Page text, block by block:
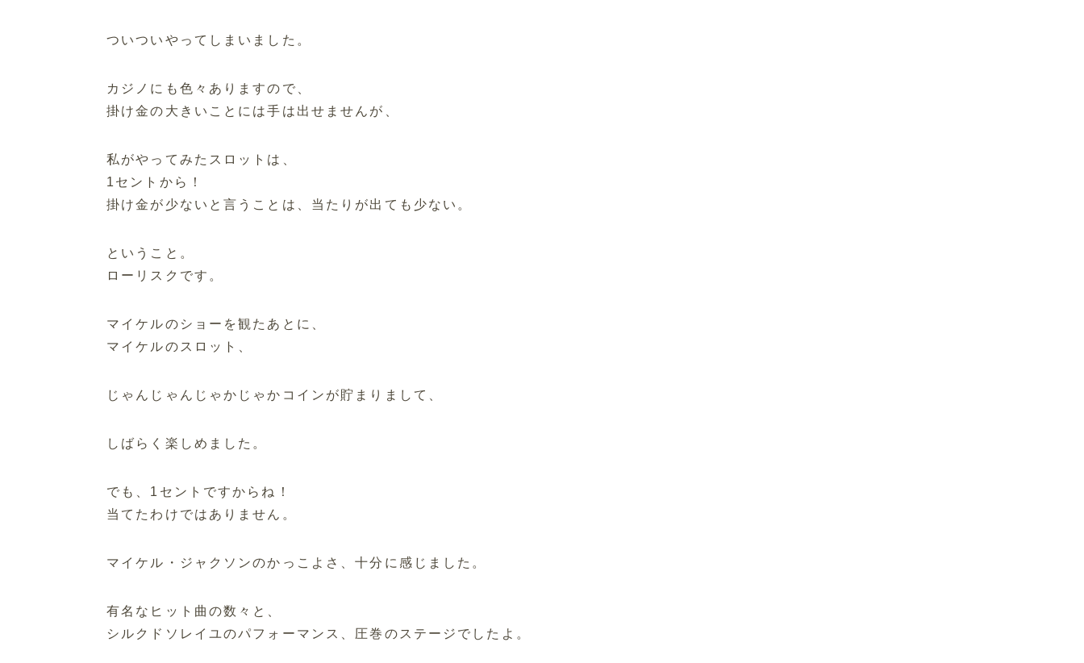
ついついやってしまいました。
カジノにも色々ありますので、
掛け金の大きいことには手は出せませんが、
私がやってみたスロットは、
1セントから！
掛け金が少ないと言うことは、当たりが出ても少ない。
ということ。
ローリスクです。
マイケルのショーを観たあとに、
マイケルのスロット、
じゃんじゃんじゃかじゃかコインが貯まりまして、
しばらく楽しめました。
でも、1セントですからね！
当てたわけではありません。
マイケル・ジャクソンのかっこよさ、十分に感じました。
有名なヒット曲の数々と、
シルクドソレイユのパフォーマンス、圧巻のステージでしたよ。